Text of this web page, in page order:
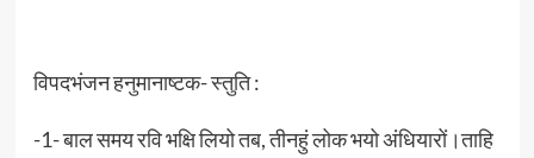
विपदभंजन हनुमानाष्टक- स्तुति :
-1- बाल समय रवि भक्षि लियो तब, तीनहुं लोक भयो अंधियारों।ताहि